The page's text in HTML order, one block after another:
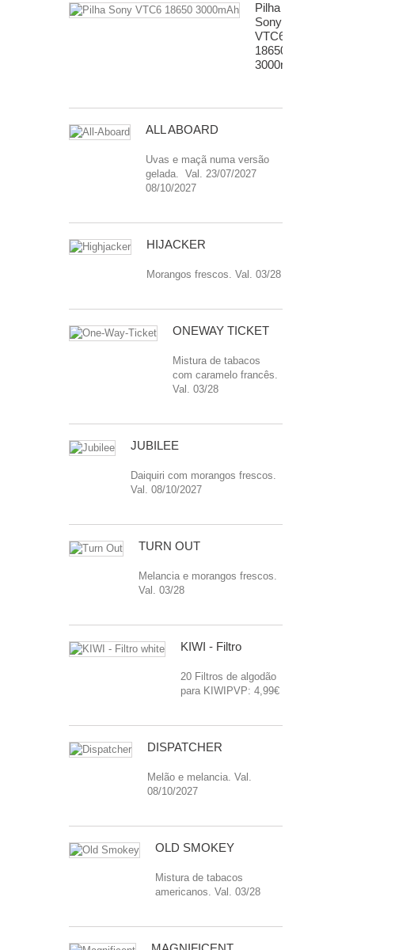
Pilha
Sony
VTC6
18650
3000mAh
ALL ABOARD
Uvas e maçã numa versão
gelada. Val. 23/07/2027
08/10/2027
HIJACKER
Morangos frescos. Val. 03/28
ONEWAY TICKET
Mistura de tabacos
com caramelo francês.
Val. 03/28
JUBILEE
Daiquiri com morangos frescos.
Val. 08/10/2027
TURN OUT
Melancia e morangos frescos.
Val. 03/28
KIWI - Filtro
20 Filtros de algodão
para KIWIPVP: 4,99€
DISPATCHER
Melão e melancia. Val.
08/10/2027
OLD SMOKEY
Mistura de tabacos
americanos. Val. 03/28